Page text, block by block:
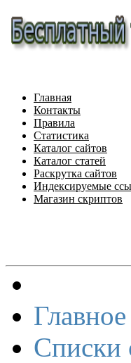
Главная
Контакты
Правила
Статистика
Каталог сайтов
Каталог статей
Раскрутка сайтов
Индексируемые
Магазин скриптов
Списки